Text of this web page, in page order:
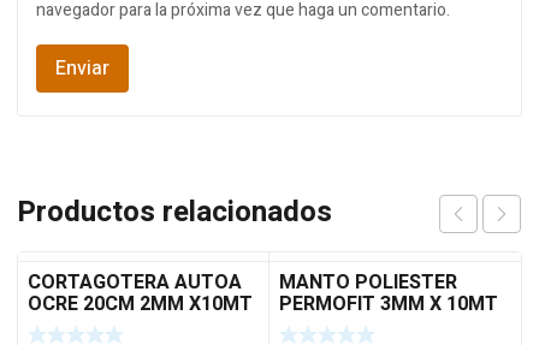
navegador para la próxima vez que haga un comentario.
Productos relacionados
CORTAGOTERA AUTOA
OCRE 20CM 2MM X10MT
ALUMBAND
MANTO POLIESTER
PERMOFIT 3MM X 10MT